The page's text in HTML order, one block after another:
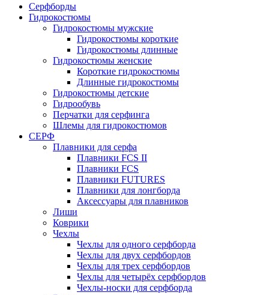
Серфборды
Гидрокостюмы
Гидрокостюмы мужские
Гидрокостюмы короткие
Гидрокостюмы длинные
Гидрокостюмы женские
Короткие гидрокостюмы
Длинные гидрокостюмы
Гидрокостюмы детские
Гидрообувь
Перчатки для серфинга
Шлемы для гидрокостюмов
СЕРФ
Плавники для серфа
Плавники FCS II
Плавники FCS
Плавники FUTURES
Плавники для лонгборда
Аксессуары для плавников
Лиши
Коврики
Чехлы
Чехлы для одного серфборда
Чехлы для двух серфбордов
Чехлы для трех серфбордов
Чехлы для четырёх серфбордов
Чехлы-носки для серфборда